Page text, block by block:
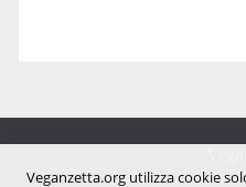
Notizie dal mondo
Veganzetta.org utilizza cookie